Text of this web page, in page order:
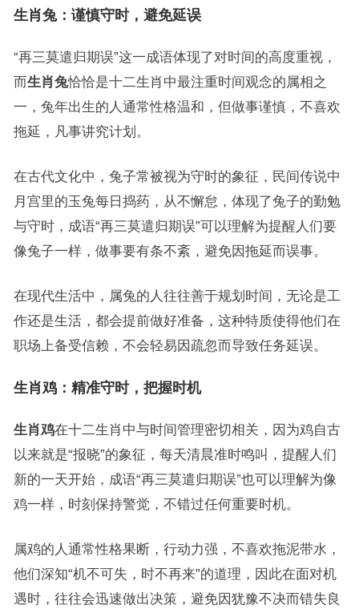
生肖兔：谨慎守时，避免延误
“再三莫遣归期误”这一成语体现了对时间的高度重视，
而生肖兔恰恰是十二生肖中最注重时间观念的属相之
一，兔年出生的人通常性格温和，但做事谨慎，不喜欢
拖延，凡事讲究计划。
在古代文化中，兔子常被视为守时的象征，民间传说中
月宫里的玉兔每日捣药，从不懈怠，体现了兔子的勤勉
与守时，成语“再三莫遣归期误”可以理解为提醒人们要
像兔子一样，做事要有条不紊，避免因拖延而误事。
在现代生活中，属兔的人往往善于规划时间，无论是工
作还是生活，都会提前做好准备，这种特质使得他们在
职场上备受信赖，不会轻易因疏忽而导致任务延误。
生肖鸡：精准守时，把握时机
生肖鸡在十二生肖中与时间管理密切相关，因为鸡自古
以来就是“报晓”的象征，每天清晨准时鸣叫，提醒人们
新的一天开始，成语“再三莫遣归期误”也可以理解为像
鸡一样，时刻保持警觉，不错过任何重要时机。
属鸡的人通常性格果断，行动力强，不喜欢拖泥带水，
他们深知“机不可失，时不再来”的道理，因此在面对机
遇时，往往会迅速做出决策，避免因犹豫不决而错失良